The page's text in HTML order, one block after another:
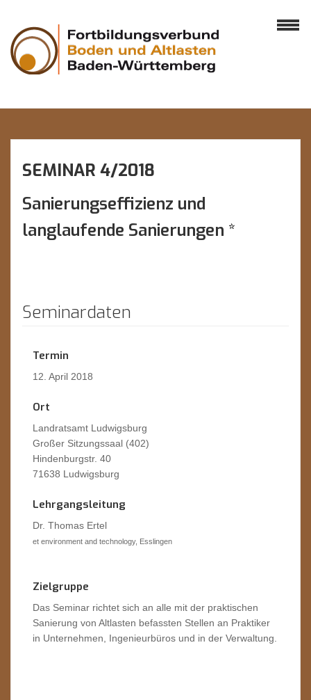
SEMINAR 4/2018
Sanierungseffizienz und
langlaufende Sanierungen *
Seminardaten
Termin
12. April 2018
Ort
Landratsamt Ludwigsburg
Großer Sitzungssaal (402)
Hindenburgstr. 40
71638 Ludwigsburg
Lehrgangsleitung
Dr. Thomas Ertel
et environment and technology, Esslingen
Zielgruppe
Das Seminar richtet sich an alle mit der praktischen
Sanierung von Altlasten befassten Stellen an Praktiker
in Unternehmen, Ingenieurbüros und in der Verwaltung.